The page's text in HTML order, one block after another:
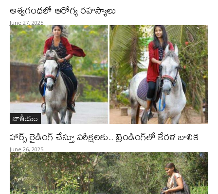
అశ్వగంధలో ఆరోగ్య రహస్యాలు
June 27, 2025
జాతీయం
హార్స్​ రైడింగ్​ చేస్తూ పరీక్షలకు.. ట్రెండింగ్​లో కేరళ బాలిక
June 26, 2025